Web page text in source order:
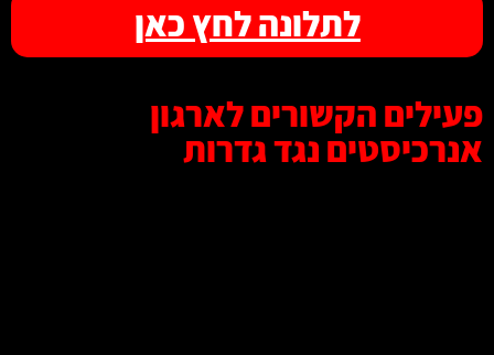
לתלונה לחץ כאן
פעילים הקשורים לארגון
אנרכיסטים נגד גדרות